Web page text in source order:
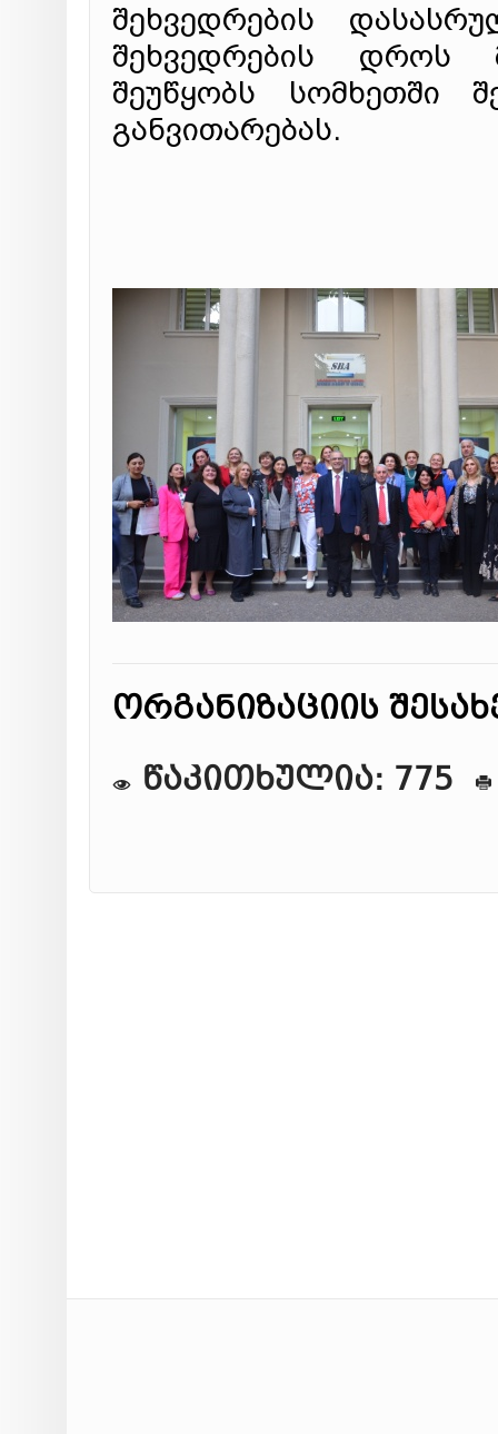
შეხვედრების
შეხვედრების დროს
შეუწყობს სომხეთში
განვითარებას.
ორგანიზაციის
წაკითხულია: 775